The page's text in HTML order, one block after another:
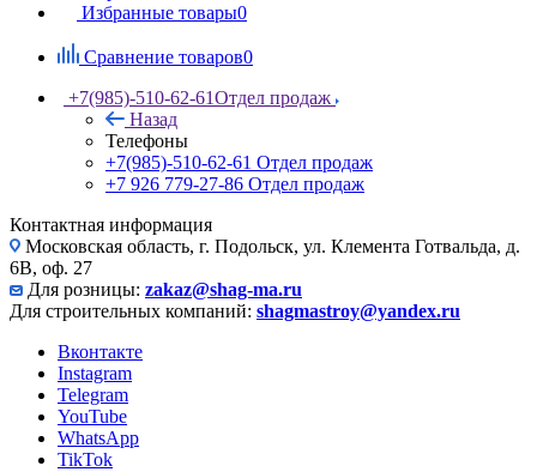
Избранные товары0
Сравнение товаров0
+7(985)-510-62-61Отдел продаж
Назад
Телефоны
+7(985)-510-62-61 Отдел продаж
‪+7 926 779-27-86‬ Отдел продаж
Контактная информация
Московская область, г. Подольск, ул. Клемента Готвальда, д.
6В, оф. 27
Для розницы: zakaz@shag-ma.ru
Для строительных компаний: shagmastroy@yandex.ru
Вконтакте
Instagram
Telegram
YouTube
WhatsApp
TikTok